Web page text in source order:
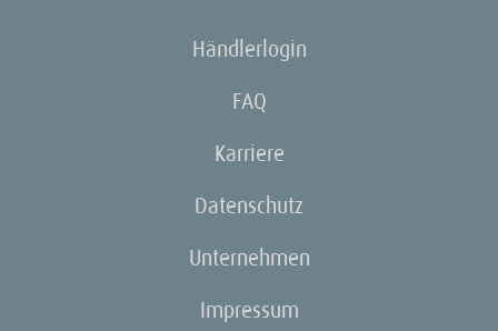
Händlerlogin
FAQ
Karriere
Datenschutz
Unternehmen
Impressum